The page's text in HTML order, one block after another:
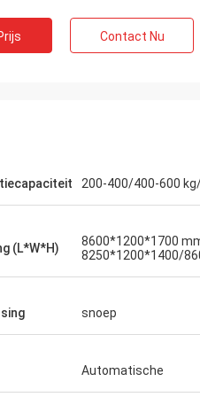
éénjarige
Contact Nu
200-400/400-600
(L*W*H)
8600*1200*1700
8250*1200*1400/
snoep
Automatische